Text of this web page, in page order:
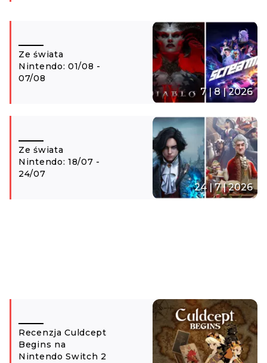
Ze świata
Nintendo: 01/08 -
07/08
7 | 8 | 2026
Ze świata
Nintendo: 18/07 -
24/07
24 | 7 | 2026
Recenzja Culdcept
Begins na
Nintendo Switch 2